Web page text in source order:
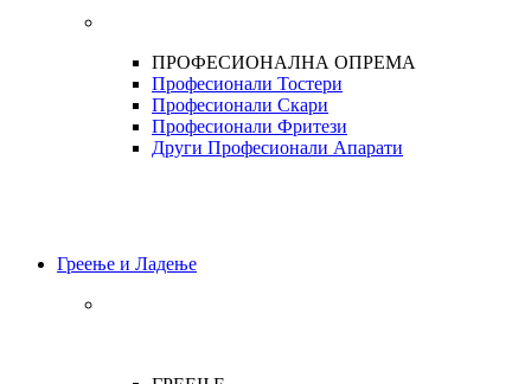
ПРОФЕСИОНАЛНА ОПРЕМА
Професионали Тостери
Професионали Скари
Професионали Фритези
Други Професионали Апарати
Греење и Ладење